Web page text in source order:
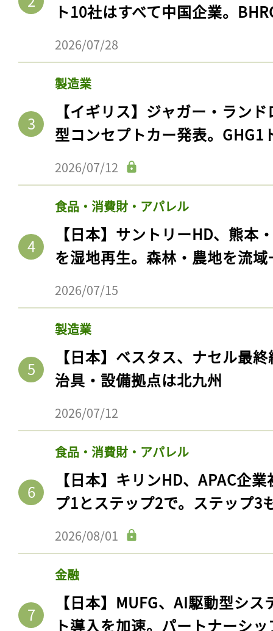
ト10社はすべて中国企業。
2026/07/28
製造業
【イギリス】ジャガー・ラン
型コンセプトカー発表。GHG1
2026/07/12
食品・消費財・アパレル
【日本】サントリーHD、熊本
を湿地再生。森林・農地を流
2026/07/15
製造業
【日本】ベスタス、ナセル最
治具・設備拠点は北九州
2026/07/12
食品・消費財・アパレル
【日本】キリンHD、APAC企
プ1とステップ2で。ステップ3
2026/08/01
金融
【日本】MUFG、AI駆動型シ
ト導入を加速。パートナーシ